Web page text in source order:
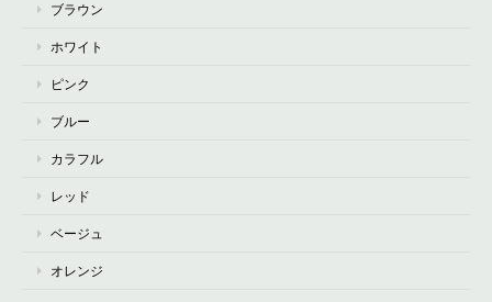
ブラウン
ホワイト
ピンク
ブルー
カラフル
レッド
ベージュ
オレンジ